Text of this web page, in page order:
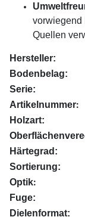
vorwiegend
Quellen
Hersteller:
Bodenbelag:
Serie:
Artikelnummer:
Holzart:
Härtegrad:
Sortierung:
Optik:
Fuge:
Dielenformat: